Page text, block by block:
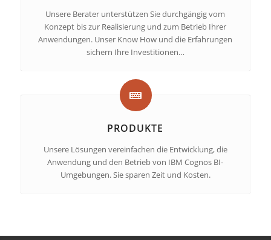
Unsere Berater unterstützen Sie durchgängig vom
Konzept bis zur Realisierung und zum Betrieb Ihrer
Anwendungen. Unser Know How und die Erfahrungen
sichern Ihre Investitionen…
PRODUKTE
Unsere Lösungen vereinfachen die Entwicklung, die
Anwendung und den Betrieb von IBM Cognos BI-
Umgebungen. Sie sparen Zeit und Kosten.